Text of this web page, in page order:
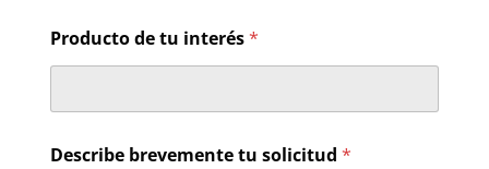
ó
v
l
*
Producto de tu interés*
Describe brevemente tu solicitud *